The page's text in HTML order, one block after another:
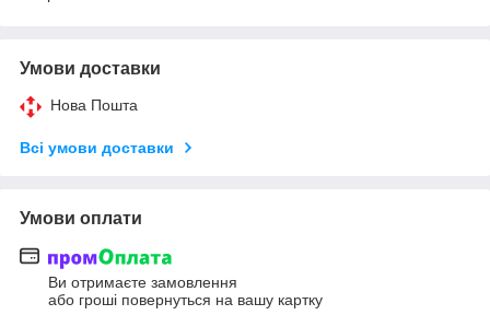
Умови доставки
Нова Пошта
Всі умови доставки
Умови оплати
Ви отримаєте замовлення
або гроші повернуться на вашу картку